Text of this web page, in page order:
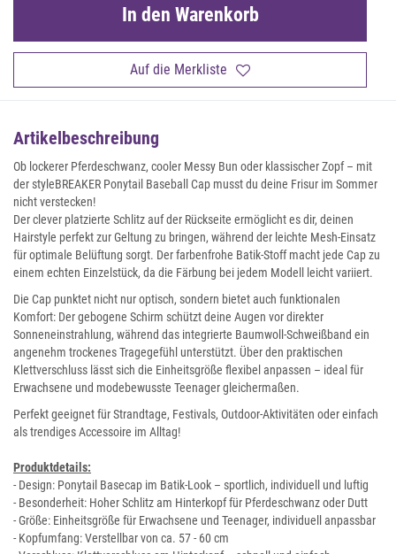
Auf die Merkliste
In den Warenkorb
Artikelbeschreibung
Ob lockerer Pferdeschwanz, cooler Messy Bun oder klassischer Zopf – mit
der styleBREAKER Ponytail Baseball Cap musst du deine Frisur im Sommer
nicht verstecken!
Der clever platzierte Schlitz auf der Rückseite ermöglicht es dir, deinen
Hairstyle perfekt zur Geltung zu bringen, während der leichte Mesh-Einsatz
für optimale Belüftung sorgt. Der farbenfrohe Batik-Stoff macht jede Cap zu
einem echten Einzelstück, da die Färbung bei jedem Modell leicht variiert.
Die Cap punktet nicht nur optisch, sondern bietet auch funktionalen
Komfort: Der gebogene Schirm schützt deine Augen vor direkter
Sonneneinstrahlung, während das integrierte Baumwoll-Schweißband ein
angenehm trockenes Tragegefühl unterstützt. Über den praktischen
Klettverschluss lässt sich die Einheitsgröße flexibel anpassen – ideal für
Erwachsene und modebewusste Teenager gleichermaßen.
Perfekt geeignet für Strandtage, Festivals, Outdoor-Aktivitäten oder einfach
als trendiges Accessoire im Alltag!
Produktdetails:
- Design: Ponytail Basecap im Batik-Look – sportlich, individuell und luftig
- Besonderheit: Hoher Schlitz am Hinterkopf für Pferdeschwanz oder Dutt
- Größe: Einheitsgröße für Erwachsene und Teenager, individuell anpassbar
- Kopfumfang: Verstellbar von ca. 57 - 60 cm